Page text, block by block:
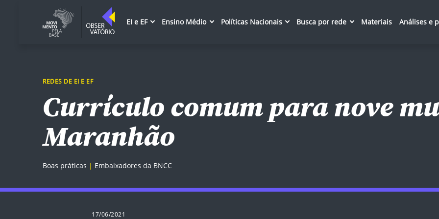
EI e EF Ensino Médio Políticas Nacionais Busca por rede Materiais Análises e
REDES DE EI E EF
Currículo comum para nove
Maranhão
Boas práticas Embaixadores da BNCC
17/06/2021